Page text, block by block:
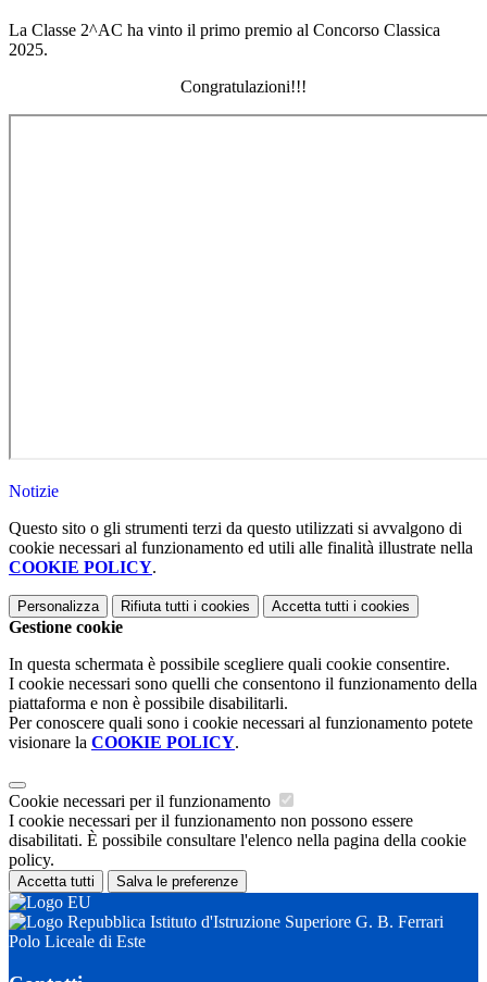
La Classe 2^AC ha vinto il primo premio al Concorso Classica
2025.
Congratulazioni!!!
Notizie
Questo sito o gli strumenti terzi da questo utilizzati si avvalgono di
cookie necessari al funzionamento ed utili alle finalità illustrate nella
COOKIE POLICY.
Personalizza Rifiuta tutti i cookies Accetta tutti i cookies
Gestione cookie
In questa schermata è possibile scegliere quali cookie consentire.
I cookie necessari sono quelli che consentono il funzionamento della
piattaforma e non è possibile disabilitarli.
Per conoscere quali sono i cookie necessari al funzionamento potete
visionare la COOKIE POLICY.
Cookie necessari per il funzionamento
I cookie necessari per il funzionamento non possono essere
disabilitati. È possibile consultare l'elenco nella pagina della cookie
policy.
Accetta tutti Salva le preferenze
Istituto d'Istruzione Superiore G. B. Ferrari
Polo Liceale di Este